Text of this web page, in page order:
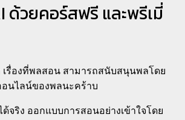
ด้วยคอร์สฟรี และพรีเมี่
เรื่องที่พลสอน สามารถสนับสนุนพลโดย
อนไลน์ของพลนะคร้าบ
ด้จริง ออกแบบการสอนอย่างเข้าใจโดย